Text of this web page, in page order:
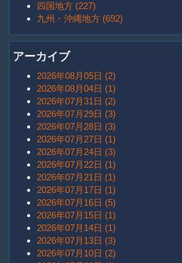
四国地方 (227)
九州・沖縄地方 (692)
アーカイブ
2026年08月05日 (2)
2026年08月04日 (1)
2026年07月31日 (2)
2026年07月29日 (3)
2026年07月28日 (3)
2026年07月27日 (1)
2026年07月24日 (3)
2026年07月22日 (1)
2026年07月21日 (1)
2026年07月17日 (1)
2026年07月16日 (5)
2026年07月15日 (1)
2026年07月14日 (1)
2026年07月13日 (3)
2026年07月10日 (2)